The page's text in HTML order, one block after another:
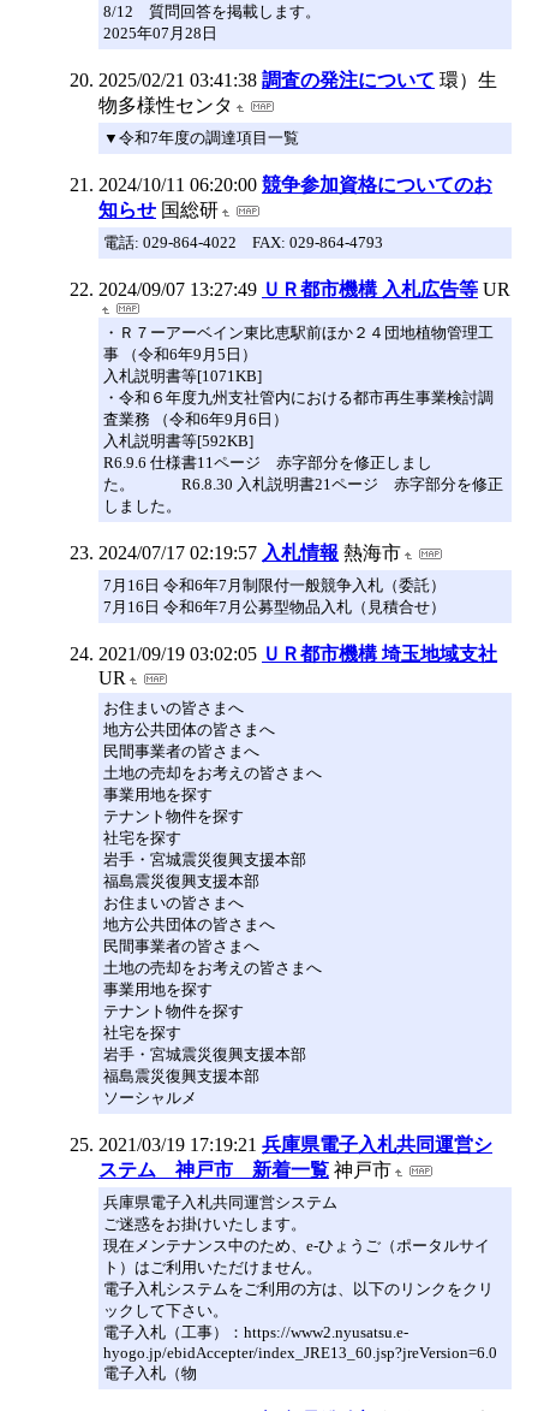
8/12 質問回答を掲載します。
2025年07月28日
2025/02/21 03:41:38 調査の発注について 環）生
物多様性センタ
▼令和7年度の調達項目一覧
2024/10/11 06:20:00 競争参加資格についてのお
知らせ 国総研
電話: 029-864-4022 FAX: 029-864-4793
2024/09/07 13:27:49 ＵＲ都市機構 入札広告等 UR
・Ｒ７ーアーベイン東比恵駅前ほか２４団地植物管理工
事 （令和6年9月5日）
入札説明書等[1071KB]
・令和６年度九州支社管内における都市再生事業検討調
査業務 （令和6年9月6日）
入札説明書等[592KB]
R6.9.6 仕様書11ページ 赤字部分を修正しまし
た。 R6.8.30 入札説明書21ページ 赤字部分を修正
しました。
2024/07/17 02:19:57 入札情報 熱海市
7月16日 令和6年7月制限付一般競争入札（委託）
7月16日 令和6年7月公募型物品入札（見積合せ）
2021/09/19 03:02:05 ＵＲ都市機構 埼玉地域支社
UR
お住まいの皆さまへ
地方公共団体の皆さまへ
民間事業者の皆さまへ
土地の売却をお考えの皆さまへ
事業用地を探す
テナント物件を探す
社宅を探す
岩手・宮城震災復興支援本部
福島震災復興支援本部
お住まいの皆さまへ
地方公共団体の皆さまへ
民間事業者の皆さまへ
土地の売却をお考えの皆さまへ
事業用地を探す
テナント物件を探す
社宅を探す
岩手・宮城震災復興支援本部
福島震災復興支援本部
ソーシャルメ
2021/03/19 17:19:21 兵庫県電子入札共同運営シ
ステム 神戸市 新着一覧 神戸市
兵庫県電子入札共同運営システム
ご迷惑をお掛けいたします。
現在メンテナンス中のため、e-ひょうご（ポータルサイ
ト）はご利用いただけません。
電子入札システムをご利用の方は、以下のリンクをクリ
ックして下さい。
電子入札（工事）：https://www2.nyusatsu.e-
hyogo.jp/ebidAccepter/index_JRE13_60.jsp?jreVersion=6.0
電子入札（物